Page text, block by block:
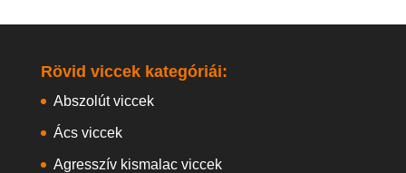
Rövid viccek kategóriái:
Abszolút viccek
Ács viccek
Agresszív kismalac viccek